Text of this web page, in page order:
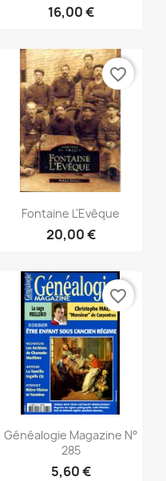
16,00 €
Anteprima
Fontaine L'Evêque
20,00 €
favorite_border
Anteprima
Généalogie Magazine N°
285
5,60 €
favorite_border